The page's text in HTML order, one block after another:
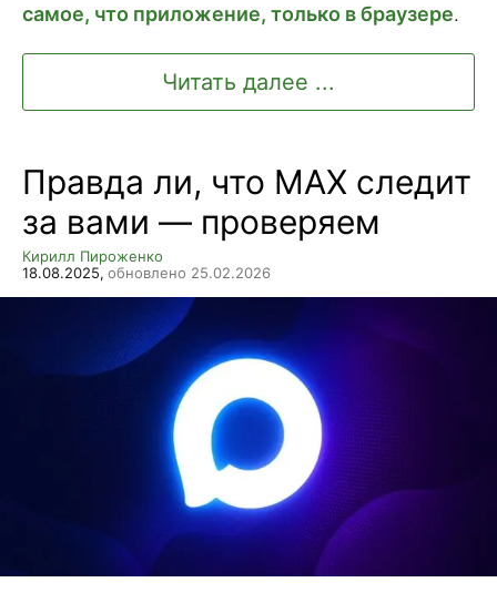
самое, что приложение, только в браузере.
Читать далее ...
Правда ли, что MAX следит
за вами — проверяем
Кирилл Пироженко
18.08.2025, обновлено 25.02.2026